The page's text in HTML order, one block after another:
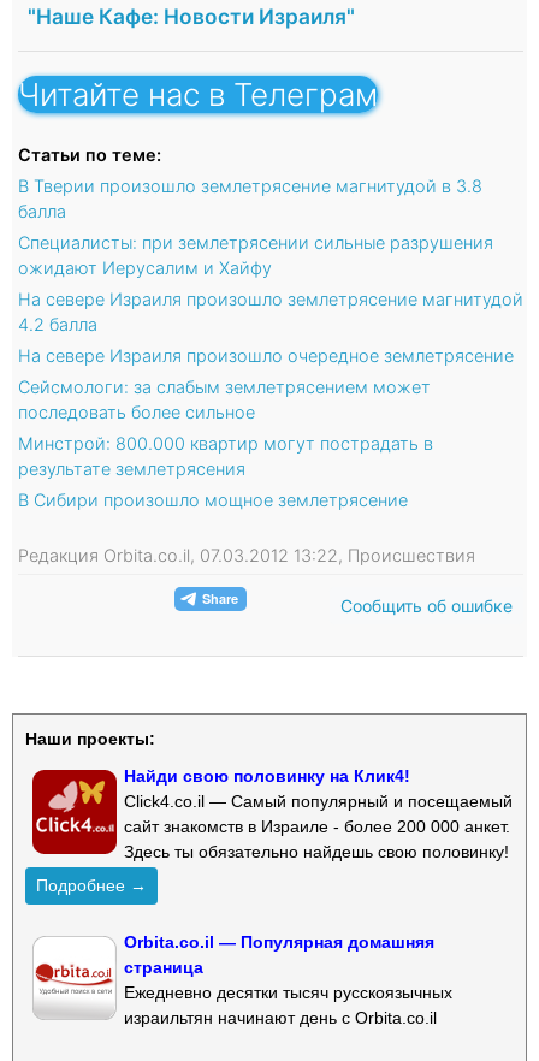
"Наше Кафе: Новости Израиля"
Читайте нас в Телеграм
Статьи по теме:
В Тверии произошло землетрясение магнитудой в 3.8
балла
Специалисты: при землетрясении сильные разрушения
ожидают Иерусалим и Хайфу
На севере Израиля произошло землетрясение магнитудой
4.2 балла
На севере Израиля произошло очередное землетрясение
Сейсмологи: за слабым землетрясением может
последовать более сильное
Минстрой: 800.000 квартир могут пострадать в
результате землетрясения
В Сибири произошло мощное землетрясение
Редакция Orbita.co.il, 07.03.2012 13:22, Происшествия
Сообщить об ошибке
Наши проекты:
Найди свою половинку на Клик4!
Click4.co.il — Самый популярный и посещаемый
сайт знакомств в Израиле - более 200 000 анкет.
Здесь ты обязательно найдешь свою половинку!
Подробнее →
Orbita.co.il — Популярная домашняя
страница
Ежедневно десятки тысяч русскоязычных
израильтян начинают день с Orbita.co.il